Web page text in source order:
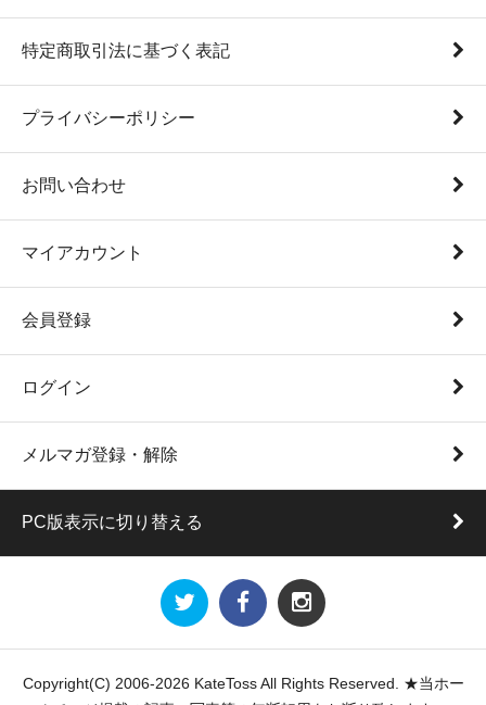
特定商取引法に基づく表記
プライバシーポリシー
お問い合わせ
マイアカウント
会員登録
ログイン
メルマガ登録・解除
PC版表示に切り替える
Copyright(C) 2006-2026 KateToss All Rights Reserved. ★当ホー